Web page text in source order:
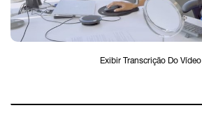
Exibir Transcrição Do Vídeo